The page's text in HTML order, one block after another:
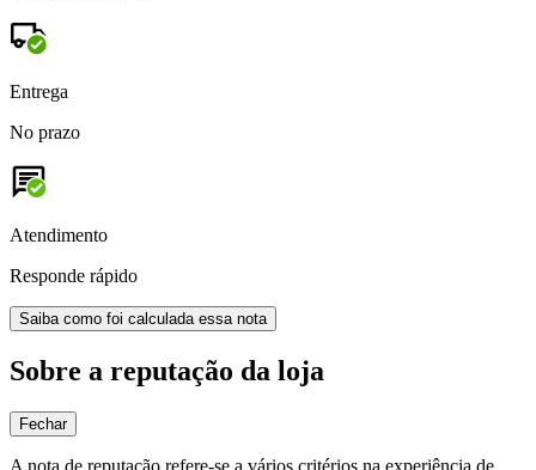
Entrega
No prazo
Atendimento
Responde rápido
Saiba como foi calculada essa nota
Sobre a reputação da loja
Fechar
A nota de reputação refere-se a vários critérios na experiência de